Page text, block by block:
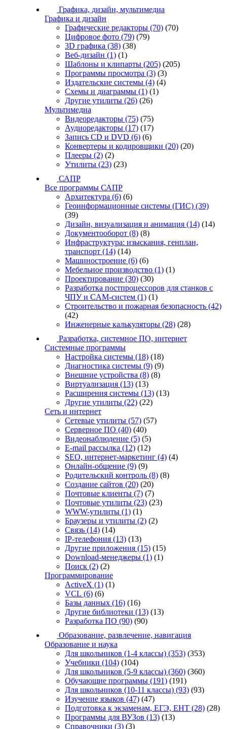
Графика, дизайн, мультимедиа
Графика и дизайн
Графические редакторы (70) (70)
Цифровое фото (79) (79)
3D графика (38) (38)
Веб-дизайн (1) (1)
Шаблоны и клипарты (205) (205)
Программы просмотра (3) (3)
Издательские системы (4) (4)
Схемы и диаграммы (1) (1)
Другие утилиты (26) (26)
Мультимедиа
Видеоредакторы (75) (75)
Аудиоредакторы (17) (17)
Запись CD и DVD (6) (6)
Конвертеры и кодировщики (20) (20)
Плееры (2) (2)
Утилиты (23) (23)
САПР
Все программы САПР
Архитектура (6) (6)
Геоинформационные системы (ГИС) (39)
(39)
Дизайн, визуализация и анимация (14) (14)
Документооборот (8) (8)
Инфраструктура: изыскания, генплан,
транспорт (14) (14)
Машиностроение (6) (6)
Мебельное производство (1) (1)
Проектирование (30) (30)
Разработка постпроцессоров для станков с
ЧПУ и CAM-систем (1) (1)
Строительство и пожарная безопасность (42)
(42)
Инженерные калькуляторы (28) (28)
Разработка, системное ПО, интернет
Системные программы
Настройка системы (18) (18)
Диагностика системы (9) (9)
Внешние устройства (8) (8)
Виртуализация (13) (13)
Расширения системы (13) (13)
Другие утилиты (22) (22)
Сеть и интернет
Сетевые утилиты (57) (57)
Серверное ПО (40) (40)
Видеонаблюдение (5) (5)
E-mail рассылка (12) (12)
SEO, интернет-маркетинг (4) (4)
Онлайн-общение (9) (9)
Родительский контроль (8) (8)
Создание сайтов (20) (20)
Почтовые клиенты (7) (7)
Почтовые утилиты (23) (23)
WWW-утилиты (1) (1)
Браузеры и утилиты (2) (2)
Связь (14) (14)
IP-телефония (13) (13)
Другие приложения (15) (15)
Download-менеджеры (1) (1)
Поиск (2) (2)
Программирование
ActiveX (1) (1)
VCL (6) (6)
Базы данных (16) (16)
Другие библиотеки (13) (13)
Разработка ПО (90) (90)
Образование, развлечение, навигация
Образование и наука
Для школьников (1-4 классы) (353) (353)
Учебники (104) (104)
Для школьников (5-9 классы) (360) (360)
Обучающие программы (191) (191)
Для школьников (10-11 классы) (93) (93)
Изучение языков (47) (47)
Подготовка к экзаменам, ЕГЭ, ЕНТ (28) (28)
Программы для ВУЗов (13) (13)
Справочники (3) (3)